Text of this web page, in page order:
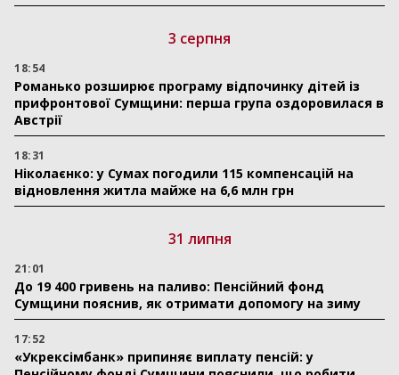
3 серпня
18:54
Романько розширює програму відпочинку дітей із
прифронтової Сумщини: перша група оздоровилася в
Австрії
18:31
Ніколаєнко: у Сумах погодили 115 компенсацій на
відновлення житла майже на 6,6 млн грн
31 липня
21:01
До 19 400 гривень на паливо: Пенсійний фонд
Сумщини пояснив, як отримати допомогу на зиму
17:52
«Укрексімбанк» припиняє виплату пенсій: у